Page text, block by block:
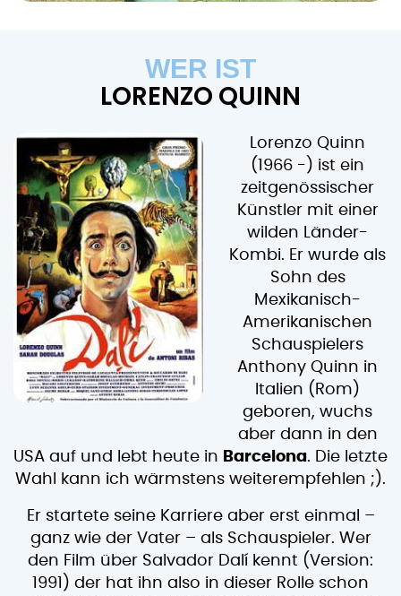
WER IST
LORENZO QUINN
Lorenzo Quinn
(1966 -) ist ein
zeitgenössischer
Künstler mit einer
wilden Länder-
Kombi. Er wurde als
Sohn des
Mexikanisch-
Amerikanischen
Schauspielers
Anthony Quinn in
Italien (Rom)
geboren, wuchs
aber dann in den
USA auf und lebt heute in Barcelona. Die letzte
Wahl kann ich wärmstens weiterempfehlen ;).
Er startete seine Karriere aber erst einmal –
ganz wie der Vater – als Schauspieler. Wer
den Film über Salvador Dalí kennt (Version:
1991) der hat ihn also in dieser Rolle schon